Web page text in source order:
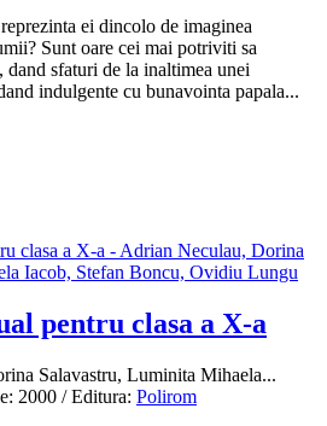
ei dincolo de imaginea
Sunt oare cei mai potriviti sa
sfaturi de la inaltimea unei
indulgente cu bunavointa papala...
pentru clasa a X-a
Salavastru, Luminita Mihaela...
2000 / Editura: Polirom